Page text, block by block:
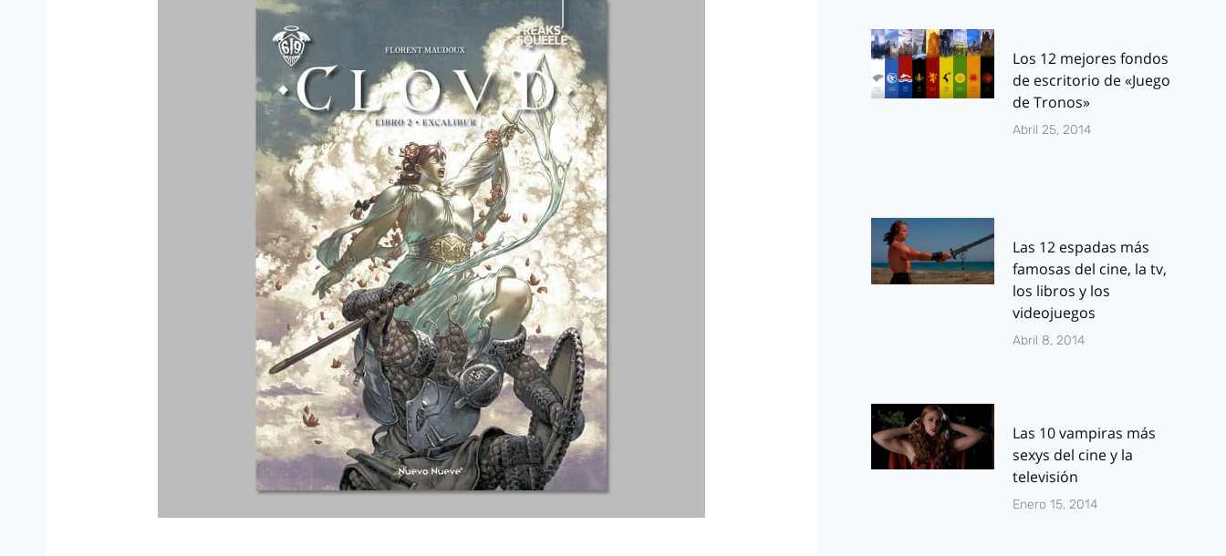
Los 12 mejores fondos
de escritorio de «Juego
de Tronos»
Abril 25, 2014
Las 12 espadas más
famosas del cine, la tv,
los libros y los
videojuegos
Abril 8, 2014
Las 10 vampiras más
sexys del cine y la
televisión
Enero 15, 2014